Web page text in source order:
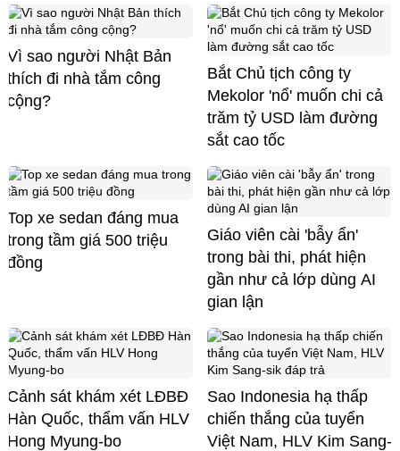
Vì sao người Nhật Bản
thích đi nhà tắm công
cộng?
Bắt Chủ tịch công ty
Mekolor 'nổ' muốn chi cả
trăm tỷ USD làm đường
sắt cao tốc
Top xe sedan đáng mua
trong tầm giá 500 triệu
đồng
Giáo viên cài 'bẫy ẩn'
trong bài thi, phát hiện
gần như cả lớp dùng AI
gian lận
Cảnh sát khám xét LĐBĐ
Hàn Quốc, thẩm vấn HLV
Hong Myung-bo
Sao Indonesia hạ thấp
chiến thắng của tuyển
Việt Nam, HLV Kim Sang-